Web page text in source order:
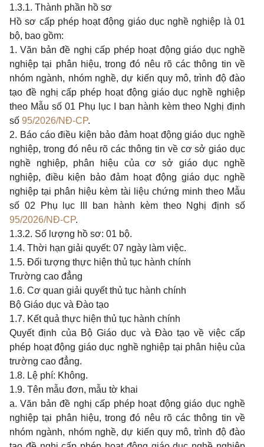
1.3.1. Thành phần hồ sơ
Hồ sơ cấp phép hoạt động giáo dục nghề nghiệp là 01
bộ, bao gồm:
1. Văn bản đề nghị cấp phép hoạt động giáo dục nghề
nghiệp tại phân hiệu, trong đó nêu rõ các thông tin về
nhóm ngành, nhóm nghề, dự kiến quy mô, trình độ đào
tạo đề nghị cấp phép hoạt động giáo dục nghề nghiệp
theo Mẫu số 01 Phụ lục I ban hành kèm theo Nghị định
số 95/2026/NĐ-CP.
2. Báo cáo điều kiện bảo đảm hoạt động giáo dục nghề
nghiệp, trong đó nêu rõ các thông tin về cơ sở giáo dục
nghề nghiệp, phân hiệu của cơ sở giáo dục nghề
nghiệp, điều kiện bảo đảm hoạt động giáo dục nghề
nghiệp tại phân hiệu kèm tài liệu chứng minh theo Mẫu
số 02 Phụ lục III ban hành kèm theo Nghị định số
95/2026/NĐ-CP.
1.3.2. Số lượng hồ sơ: 01 bộ.
1.4. Thời hạn giải quyết: 07 ngày làm việc.
1.5. Đối tượng thực hiện thủ tục hành chính
Trường cao đẳng
1.6. Cơ quan giải quyết thủ tục hành chính
Bộ Giáo dục và Đào tạo
1.7. Kết quả thực hiện thủ tục hành chính
Quyết định của Bộ Giáo dục và Đào tạo về việc cấp
phép hoạt động giáo dục nghề nghiệp tại phân hiệu của
trường cao đẳng.
1.8. Lệ phí: Không.
1.9. Tên mẫu đơn, mẫu tờ khai
a. Văn bản đề nghị cấp phép hoạt động giáo dục nghề
nghiệp tại phân hiệu, trong đó nêu rõ các thông tin về
nhóm ngành, nhóm nghề, dự kiến quy mô, trình độ đào